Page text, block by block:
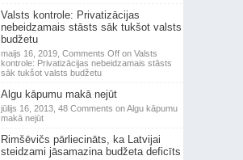
Valsts kontrole: Privatizācijas
nebeidzamais stāsts sāk tukšot valsts
budžetu
maijs 16, 2019, Comments Offon Valsts
kontrole: Privatizācijas nebeidzamais stāsts
sāk tukšot valsts budžetu
Algu kāpumu makā nejūt
jūlijs 16, 2013, 48 Comments on Algu kāpumu
makā nejūt
Rimšēvičs pārliecināts, ka Latvijai
steidzami jāsamazina budžeta deficīts